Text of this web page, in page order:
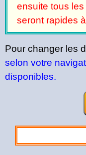
ensuite tous
seront rapides
Pour changer les
selon votre
disponibles.